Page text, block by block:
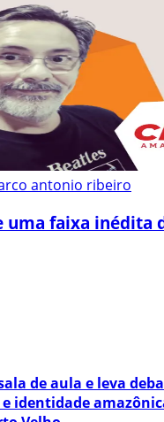
antonio ribeiro
uma faixa inédita
de aula e leva
identidade